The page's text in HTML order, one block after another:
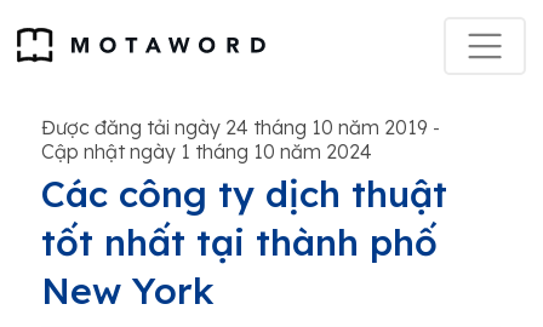
Được đăng tải ngày 24 tháng 10 năm 2019 -
Cập nhật ngày 1 tháng 10 năm 2024
Các công ty dịch thuật
tốt nhất tại thành phố
New York